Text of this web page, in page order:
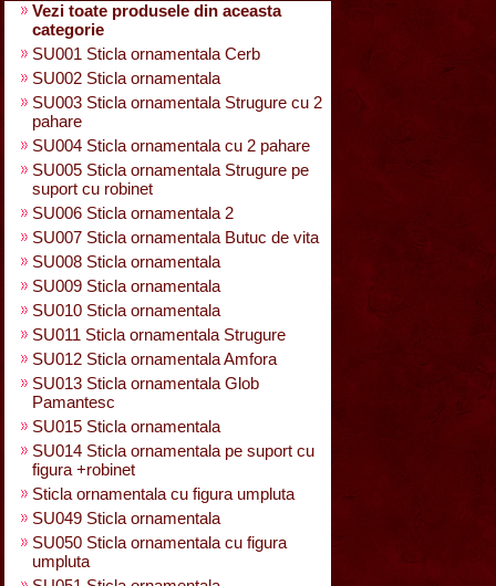
Vezi toate produsele din aceasta
categorie
SU001 Sticla ornamentala Cerb
SU002 Sticla ornamentala
SU003 Sticla ornamentala Strugure cu 2
pahare
SU004 Sticla ornamentala cu 2 pahare
SU005 Sticla ornamentala Strugure pe
suport cu robinet
SU006 Sticla ornamentala 2
SU007 Sticla ornamentala Butuc de vita
SU008 Sticla ornamentala
SU009 Sticla ornamentala
SU010 Sticla ornamentala
SU011 Sticla ornamentala Strugure
SU012 Sticla ornamentala Amfora
SU013 Sticla ornamentala Glob
Pamantesc
SU015 Sticla ornamentala
SU014 Sticla ornamentala pe suport cu
figura +robinet
Sticla ornamentala cu figura umpluta
SU049 Sticla ornamentala
SU050 Sticla ornamentala cu figura
umpluta